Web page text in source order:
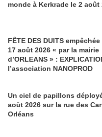
monde à Kerkrade le 2 août
FÊTE DES DUITS
17 août 2026 « par la mairie
d’ORLEANS » : EXPLICATIONS de
l’association NANOPROD
Un ciel de papillons
août 2026 sur la rue des
Orléans